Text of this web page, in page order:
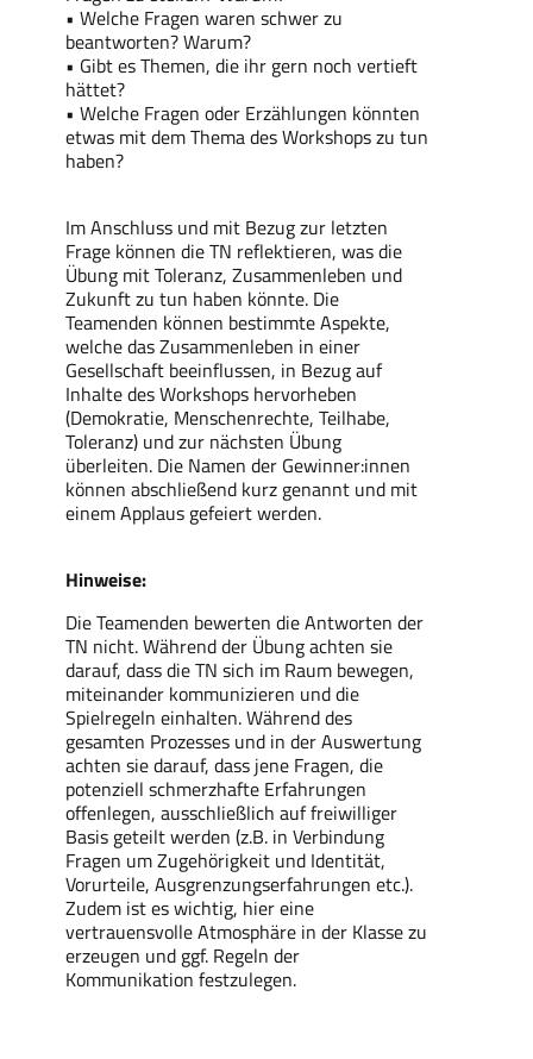
• Welche Fragen waren schwer zu
beantworten? Warum?
• Gibt es Themen, die ihr gern noch vertieft
hättet?
• Welche Fragen oder Erzählungen könnten
etwas mit dem Thema des Workshops zu tun
haben?
Im Anschluss und mit Bezug zur letzten
Frage können die TN reflektieren, was die
Übung mit Toleranz, Zusammenleben und
Zukunft zu tun haben könnte. Die
Teamenden können bestimmte Aspekte,
welche das Zusammenleben in einer
Gesellschaft beeinflussen, in Bezug auf
Inhalte des Workshops hervorheben
(Demokratie, Menschenrechte, Teilhabe,
Toleranz) und zur nächsten Übung
überleiten. Die Namen der Gewinner:innen
können abschließend kurz genannt und mit
einem Applaus gefeiert werden.
Hinweise:
Die Teamenden bewerten die Antworten der
TN nicht. Während der Übung achten sie
darauf, dass die TN sich im Raum bewegen,
miteinander kommunizieren und die
Spielregeln einhalten. Während des
gesamten Prozesses und in der Auswertung
achten sie darauf, dass jene Fragen, die
potenziell schmerzhafte Erfahrungen
offenlegen, ausschließlich auf freiwilliger
Basis geteilt werden (z.B. in Verbindung
Fragen um Zugehörigkeit und Identität,
Vorurteile, Ausgrenzungserfahrungen etc.).
Zudem ist es wichtig, hier eine
vertrauensvolle Atmosphäre in der Klasse zu
erzeugen und ggf. Regeln der
Kommunikation festzulegen.